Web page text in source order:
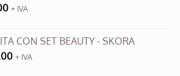
+ IVA
CON SET BEAUTY - SKORA
+ IVA